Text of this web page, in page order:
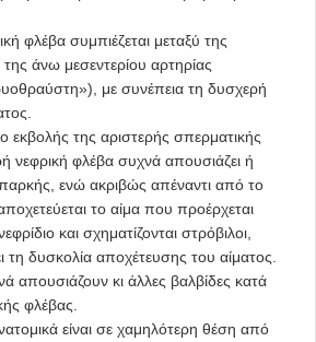
φλέβα συμπιέζεται μεταξύ της
της άνω μεσεντερίου αρτηρίας
με συνέπεια τη δυσχερή
εκβολής της αριστερής σπερματικής
νεφρική φλέβα συχνά απουσιάζει ή
ενώ ακριβώς απέναντι από το
το αίμα που προέρχεται
και σχηματίζονται στρόβιλοι,
τη δυσκολία αποχέτευσης του αίματος.
απουσιάζουν κι άλλες βαλβίδες κατά
φλέβας.
είναι σε χαμηλότερη θέση από